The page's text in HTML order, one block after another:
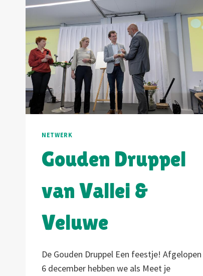
NETWERK
Gouden Druppel
van Vallei &
Veluwe
De Gouden Druppel Een feestje! Afgelopen
6 december hebben we als Meet je